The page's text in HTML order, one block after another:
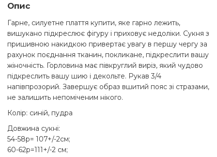
Опис
Гарне, силуетне плаття купити, яке гарно лежить,
вишукано підкреслює фігуру і приховує недоліки. Сукня з
пришивною накидкою привертає увагу в першу чергу за
рахунок поєднання тканин, покликане, підкреслити вашу
жіночність. Горловина має півкруглий виріз, який чудово
підкреслить вашу шию і декольте. Рукав 3/4
напівпрозорий. Завершує образ вшитий пояс зі стразами,
не залишить непоміченим нікого.
Колір: синій, пудра
Довжина сукні:
54-58р= 107+/-2см;
60-62р=111+/-2 см;